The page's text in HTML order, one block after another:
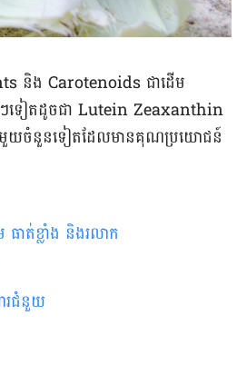
និង Carotenoids ជា​ដើម​
ៗ​ទៀត​ដូច​ជា Lutein Zeaxanthin
យ​ចំនួន​ទៀត​ដែល​មាន​គុណ​ប្រយោជន៍​
ាត់​ខ្លាំង និង​រលាក​
រ​ជំនួយ